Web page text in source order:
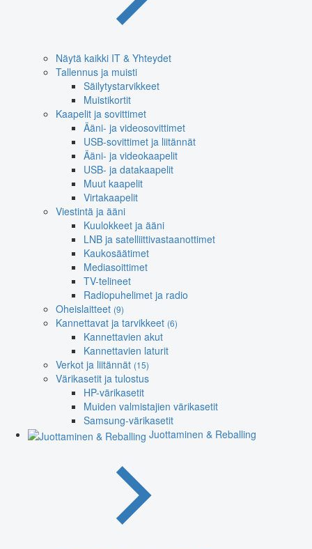
Näytä kaikki IT & Yhteydet
Tallennus ja muisti
Säilytystarvikkeet
Muistikortit
Kaapelit ja sovittimet
Ääni- ja videosovittimet
USB-sovittimet ja liitännät
Ääni- ja videokaapelit
USB- ja datakaapelit
Muut kaapelit
Virtakaapelit
Viestintä ja ääni
Kuulokkeet ja ääni
LNB ja satelliittivastaanottimet
Kaukosäätimet
Mediasoittimet
TV-telineet
Radiopuhelimet ja radio
Oheislaitteet (9)
Kannettavat ja tarvikkeet (6)
Kannettavien akut
Kannettavien laturit
Verkot ja liitännät (15)
Värikasetit ja tulostus
HP-värikasetit
Muiden valmistajien värikasetit
Samsung-värikasetit
Juottaminen & Reballing